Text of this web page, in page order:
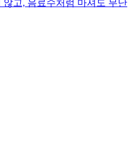
고, 음료수처럼 마셔도 무난